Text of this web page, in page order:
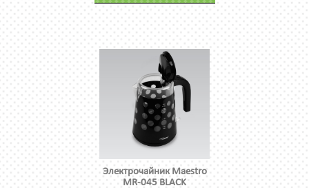
Электрочайник Maestro
MR-045 BLACK